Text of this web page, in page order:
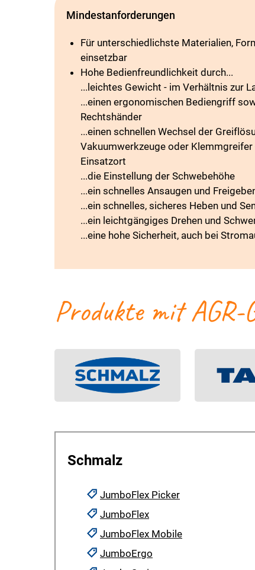
Mindestanforderungen
Für unterschiedlichste Materialien,
einsetzbar
Hohe Bedienfreundlichkeit durch...
...leichtes Gewicht - im Verhältnis zur
...einen ergonomischen Bediengriff
Rechtshänder
...einen schnellen Wechsel der
Vakuumwerkzeuge oder
Einsatzort
...die Einstellung der Schwebehöhe
...ein schnelles Ansaugen und
...ein schnelles, sicheres Heben und
...ein leichtgängiges Drehen und
...eine hohe Sicherheit, auch bei
Produkte mit AGR-
Schmalz
JumboFlex Picker
JumboFlex
JumboFlex Mobile
JumboErgo